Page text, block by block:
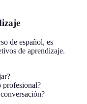
de español, es
de aprendizaje.
profesional?